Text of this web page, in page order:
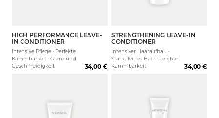
250 ml
HIGH PERFORMANCE LEAVE-
IN CONDITIONER
Intensive Pflege · Perfekte
Kämmbarkeit · Glanz und
Geschmeidigkeit
34,00 €
80 ml 200 ml
STRENGTHENING LEAVE-IN
CONDITIONER
Intensiver Haaraufbau ·
Stärkt feines Haar · Leichte
Kämmbarkeit
34,00 €